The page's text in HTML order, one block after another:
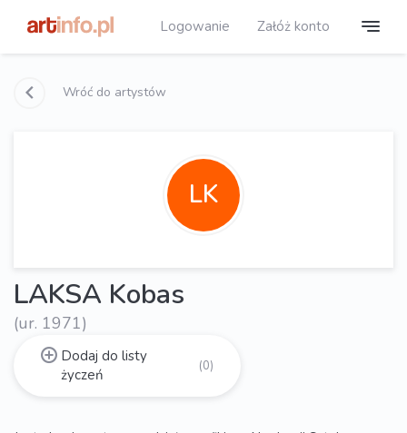
Logowanie Załóż konto
Wróć do artystów
LK
LAKSA Kobas
(ur. 1971)
Dodaj do listy
życzeń
(0)